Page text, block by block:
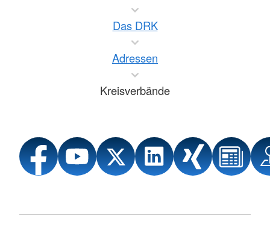
Das DRK
Adressen
Kreisverbände